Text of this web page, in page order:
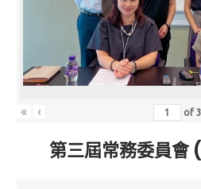
« ‹ of3
第三屆常務委員